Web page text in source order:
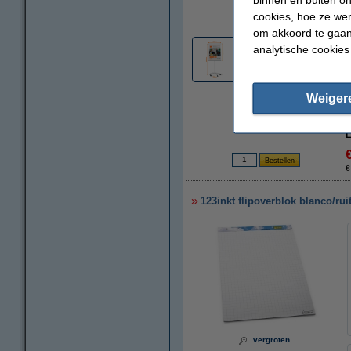
vergroten
123inkt flipoverblok blanco/
vergroten
cookies, hoe ze
om akkoord te
analytische